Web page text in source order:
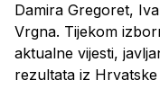
Damira Gregoret,
Vrgna. Tijekom
aktualne vijesti,
rezultata iz